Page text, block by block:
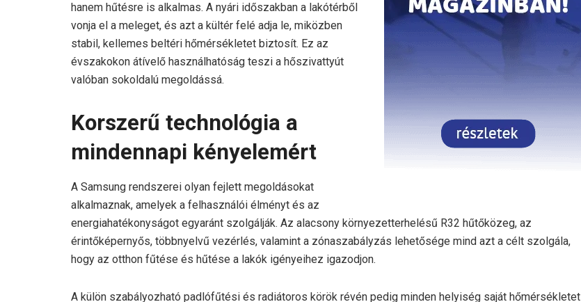
hanem hűtésre is alkalmas. A nyári időszakban a lakótérből
vonja el a meleget, és azt a kültér felé adja le, miközben
stabil, kellemes beltéri hőmérsékletet biztosít. Ez az
évszakokon átívelő használhatóság teszi a hőszivattyút
valóban sokoldalú megoldássá.
Korszerű technológia a
mindennapi kényelemért
A Samsung rendszerei olyan fejlett megoldásokat
alkalmaznak, amelyek a felhasználói élményt és az
energiahatékonyságot egyaránt szolgálják. Az alacsony környezetterhelésű R32 hűtőközeg, az
érintőképernyős, többnyelvű vezérlés, valamint a zónaszabályzás lehetősége mind azt a célt szolgála,
hogy az otthon fűtése és hűtése a lakók igényeihez igazodjon.
A külön szabályozható padlófűtési és radiátoros körök révén pedig minden helyiség saját hőmérsékletet